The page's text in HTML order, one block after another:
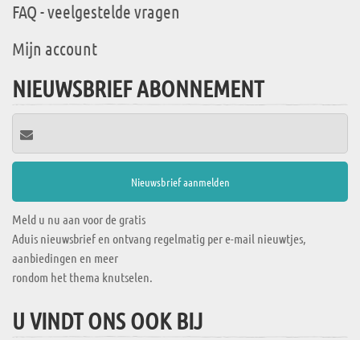
FAQ - veelgestelde vragen
Mijn account
NIEUWSBRIEF ABONNEMENT
Meld u nu aan voor de gratis
Aduis nieuwsbrief en ontvang regelmatig per e-mail nieuwtjes,
aanbiedingen en meer
rondom het thema knutselen.
U VINDT ONS OOK BIJ